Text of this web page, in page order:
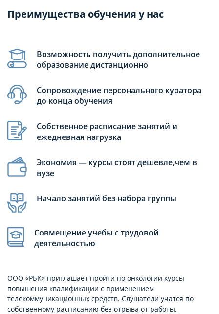
Преимущества обучения у нас
Возможность получить дополнительное
образование дистанционно
Сопровождение персонального куратора
до конца обучения
Собственное расписание занятий и
ежедневная нагрузка
Экономия — курсы стоят дешевле,чем в
вузе
Начало занятий без набора группы
Совмещение учебы с трудовой
деятельностью
ООО «РБК» приглашает пройти по онкологии курсы
повышения квалификации с применением
телекоммуникационных средств. Слушатели учатся по
собственному расписанию без отрыва от работы.